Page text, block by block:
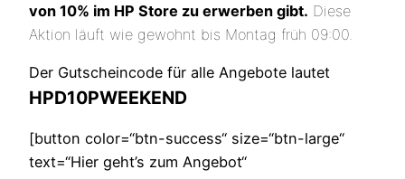
von 10% im HP Store zu erwerben gibt. Diese
Aktion läuft wie gewohnt bis Montag früh 09:00.
Der Gutscheincode für alle Angebote lautet
HPD10PWEEKEND
[button color=“btn-success“ size=“btn-large“
text=“Hier geht’s zum Angebot“